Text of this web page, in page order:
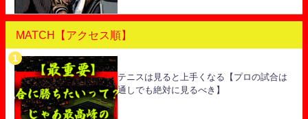
MATCH【アクセス順】
テニスは見ると上手くなる【プロの試合は
通しでも絶対に見るべき】